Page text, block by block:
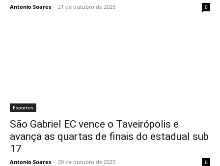
Antonio Soares - 21 de outubro de 2025 0
Esportes
São Gabriel EC vence o Taveirópolis e
avança as quartas de finais do estadual sub
17
Antonio Soares - 20 de outubro de 2025 0